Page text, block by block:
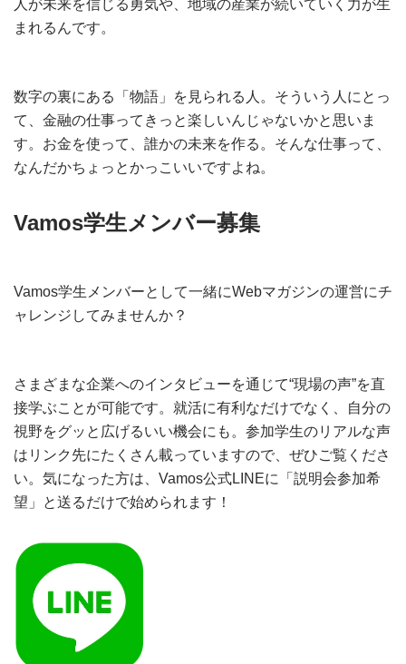
人が未来を信じる勇気や、地域の産業が続いていく力が生
まれるんです。
数字の裏にある「物語」を見られる人。そういう人にとっ
て、金融の仕事ってきっと楽しいんじゃないかと思いま
す。お金を使って、誰かの未来を作る。そんな仕事って、
なんだかちょっとかっこいいですよね。
Vamos学生メンバー募集
Vamos学生メンバーとして一緒にWebマガジンの運営にチ
ャレンジしてみませんか？
さまざまな企業へのインタビューを通じて“現場の声”を直
接学ぶことが可能です。就活に有利なだけでなく、自分の
視野をグッと広げるいい機会にも。参加学生のリアルな声
はリンク先にたくさん載っていますので、ぜひご覧くださ
い。気になった方は、Vamos公式LINEに「説明会参加希
望」と送るだけで始められます！